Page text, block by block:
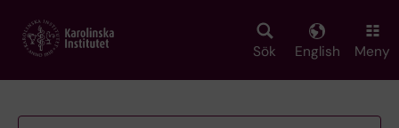
main
Sök English Meny